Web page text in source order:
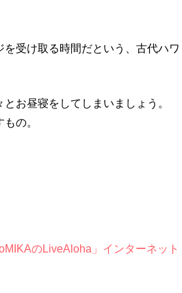
受け取る時間だという、古代ハワ
お昼寝をしてしまいましょう。
の。
のLiveAloha」インターネット